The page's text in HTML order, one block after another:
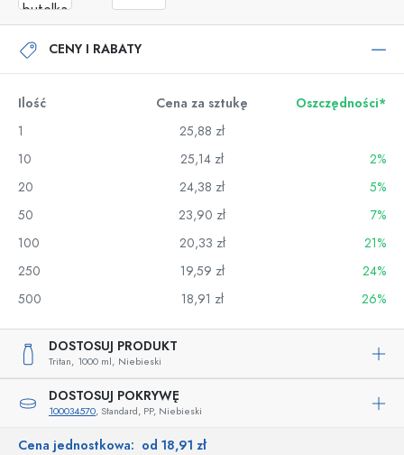
CENY I RABATY
Ilość Cena za sztukę
Oszczędności*
1
25,88 zł
10
25,14 zł
2%
20
24,38 zł
5%
50
23,90 zł
7%
100
20,33 zł
21%
250
19,59 zł
24%
500
18,91 zł 26%
DOSTOSUJ PRODUKT
Tritan, 1000 ml, Niebieski
DOSTOSUJ POKRYWĘ
100034570, Standard, PP, Niebieski
Cena jednostkowa: od 18,91 zł